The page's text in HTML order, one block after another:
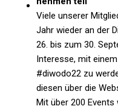
Viele unserer
Jahr wieder an der
26. bis zum 30.
Interesse, mit
#diwodo22 zu
diesen über die
Mit über 200